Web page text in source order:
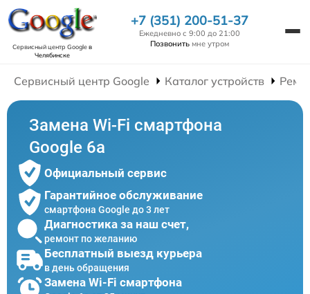
Сервисный центр Googleв
Челябинске
+7 (351) 200-51-37
Ежедневно с 9:00 до 21:00
Позвонить мне утром
Сервисный центр Google Каталог устройств
Замена Wi-Fi смартфона
Google 6a
Официальный сервис
Гарантийное обслуживание
смартфона Google до 3 лет
Диагностика за наш счет,
ремонт по желанию
Бесплатный выезд курьера
в день обращения
Замена Wi-Fi смартфона